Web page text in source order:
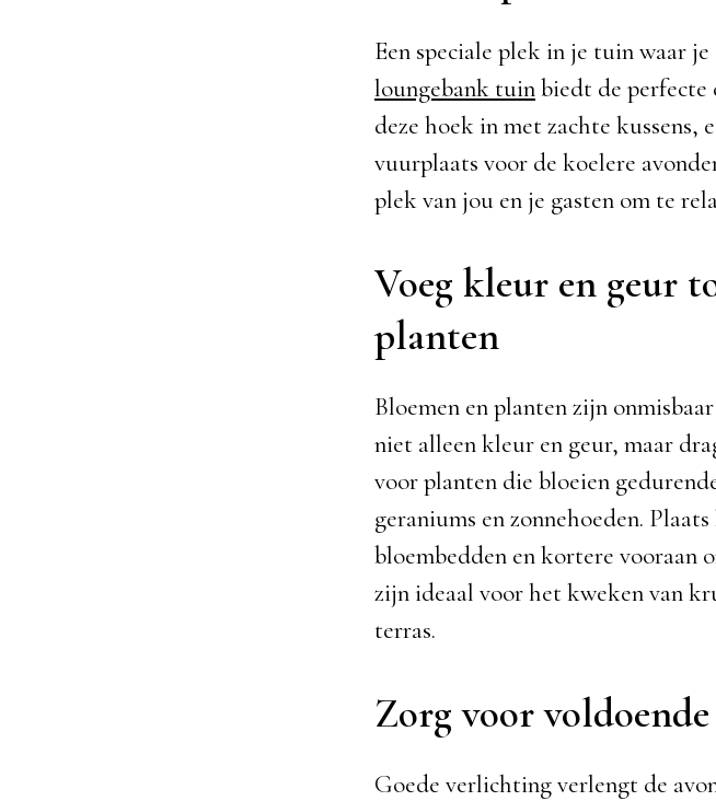
Een speciale plek in je tuin waar
loungebank tuinbiedt de
deze hoek in met zachte
vuurplaats voor de koelere
plek van jou en je gasten om te
Voeg kleur en geur
planten
Bloemen en planten zijn
niet alleen kleur en geur, maar
voor planten die bloeien
geraniums en zonnehoeden.
bloembedden en kortere vooraan
zijn ideaal voor het kweken van
terras.
Zorg voor
Goede verlichting verlengt de